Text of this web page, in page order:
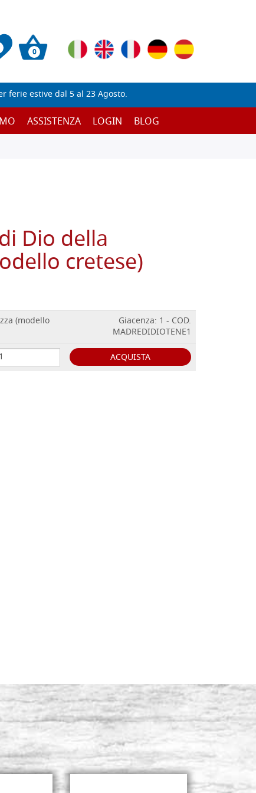
0
ferie estive dal 5 al 23 Agosto.
ASSISTENZA LOGIN BLOG
Dio della
cretese)
(modello
Giacenza: 1 - COD.
MADREDIDIOTENE1
ACQUISTA